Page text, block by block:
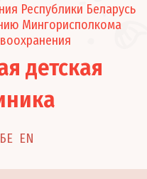
Республики Беларусь
Мингорисполкома
детская
БЕ EN